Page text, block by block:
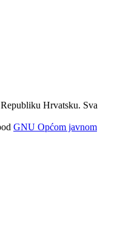
Hrvatsku. Sva
GNU Općom javnom